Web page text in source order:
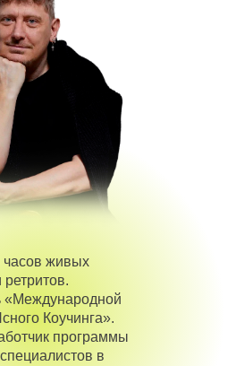
часов живых
ретритов.
«Международной
Коучинга».
программы
в